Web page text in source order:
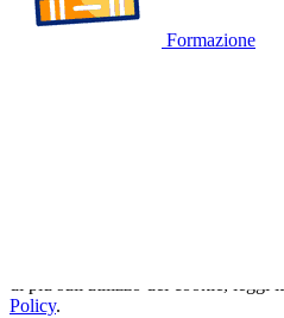
Formazione
Policy.